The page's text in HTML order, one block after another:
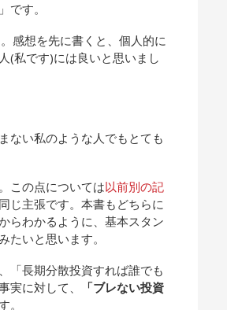
」です。
感想を先に書くと、個人的に
(私です)には良いと思いまし
ない私のような人でもとても
この点については以前別の記
じ主張です。本書もどちらに
らわかるように、基本スタン
いと思います。
「長期分散投資すれば誰でも
実に対して、
「ブレない投資
。